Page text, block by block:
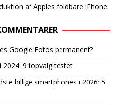
af Apples foldbare iPhone
Google Fotos permanent?
2024: 9 topvalg testet
billige smartphones i 2026: 5